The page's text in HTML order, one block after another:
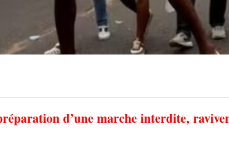
d’une marche interdite,